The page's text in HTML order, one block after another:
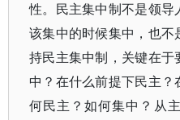
性。民主集中制不是领导
该集中的时候集中，也
持民主集中制，关键在
中？在什么前提下民主
何民主？如何集中？从